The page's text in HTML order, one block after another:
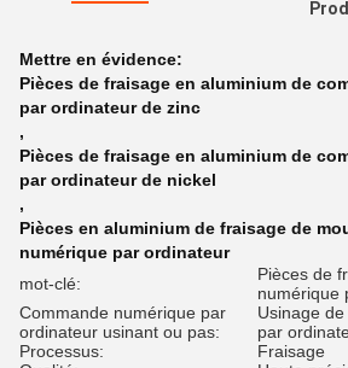
Mettre en évidence:
Pièces de fraisage en aluminium de
par ordinateur de zinc
,
Pièces de fraisage en aluminium de
par ordinateur de nickel
,
Pièces en aluminium de fraisage de
numérique par ordinateur
mot-clé:
Pièces de
numérique
Commande numérique par
ordinateur usinant ou pas:
Usinage
par
Processus:
Fraisage